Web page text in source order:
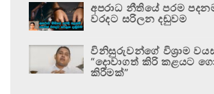
අපරාධ නීතියේ පරම
වරදට සරිලන දඬුවම
විනිසුරුවන්ගේ විශ්‍රාම
“දොවාගත් කිරි කළයට
කිරීමක්”